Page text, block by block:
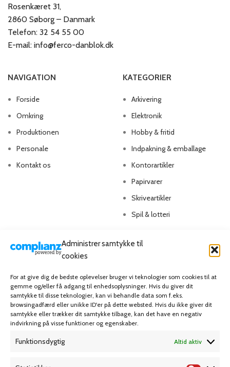
Administrer samtykke til
cookies
For at give dig de bedste oplevelser bruger vi teknologier som cookies til at
gemme og/eller få adgang til enhedsoplysninger. Hvis du giver dit
samtykke til disse teknologier, kan vi behandle data som f.eks.
browsingadfærd eller unikke ID'er på dette websted. Hvis du ikke giver dit
samtykke eller trækker dit samtykke tilbage, kan det have en negativ
indvirkning på visse funktioner og egenskaber.
Funktionsdygtig Altid aktiv
Rosenkæret 31,
2860 Søborg – Danmark
Telefon: 32 54 55 00
E-mail: info@ferco-danblok.dk
NAVIGATION
Forside
Omkring
Produktionen
Personale
Kontakt os
KATEGORIER
Arkivering
Elektronik
Hobby & fritid
Indpakning & emballage
Kontorartikler
Papirvarer
Skriveartikler
Spil & lotteri
MIN KONTO
Ordrer
Adresser
Favoritliste
KUNDESERVICE
Privatlivspolitik
Bliv kunde
Cookie Politik (EU)